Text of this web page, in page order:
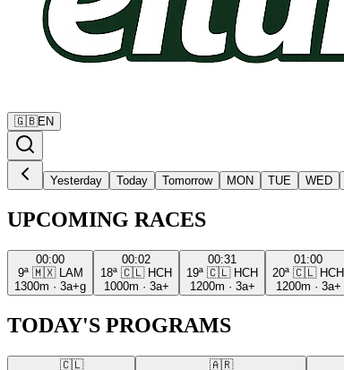
🇬🇧EN
Yesterday Today Tomorrow MON TUE WED
UPCOMING RACES
00:00
9ª 🇲🇽
LAM
1300m · 3a+g
00:02
18ª 🇨🇱 HCH
1000m · 3a+
00:31
19ª 🇨🇱 HCH
1200m · 3a+
01:00
20ª 🇨🇱 HCH
1200m · 3a+
TODAY'S PROGRAMS
🇨🇱
🇦🇷